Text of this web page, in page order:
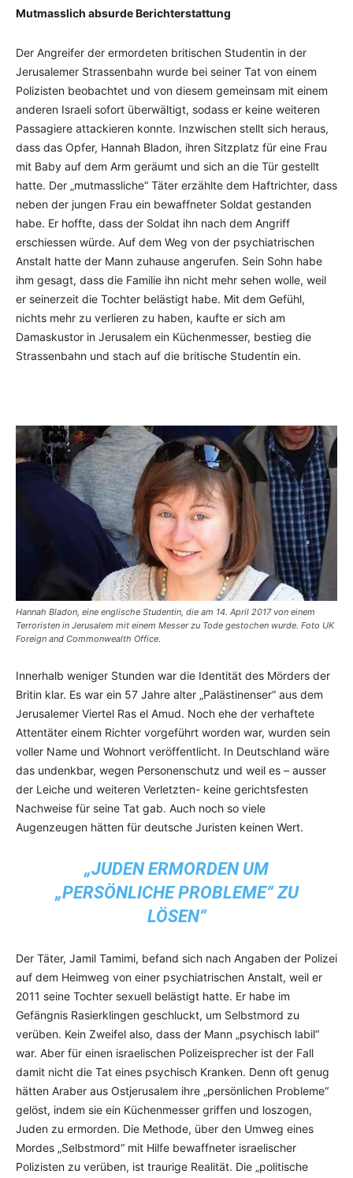
Mutmasslich absurde Berichterstattung
Der Angreifer der ermordeten britischen Studentin in der
Jerusalemer Strassenbahn wurde bei seiner Tat von einem
Polizisten beobachtet und von diesem gemeinsam mit einem
anderen Israeli sofort überwältigt, sodass er keine weiteren
Passagiere attackieren konnte. Inzwischen stellt sich heraus,
dass das Opfer, Hannah Bladon, ihren Sitzplatz für eine Frau
mit Baby auf dem Arm geräumt und sich an die Tür gestellt
hatte. Der „mutmassliche“ Täter erzählte dem Haftrichter, dass
neben der jungen Frau ein bewaffneter Soldat gestanden
habe. Er hoffte, dass der Soldat ihn nach dem Angriff
erschiessen würde. Auf dem Weg von der psychiatrischen
Anstalt hatte der Mann zuhause angerufen. Sein Sohn habe
ihm gesagt, dass die Familie ihn nicht mehr sehen wolle, weil
er seinerzeit die Tochter belästigt habe. Mit dem Gefühl,
nichts mehr zu verlieren zu haben, kaufte er sich am
Damaskustor in Jerusalem ein Küchenmesser, bestieg die
Strassenbahn und stach auf die britische Studentin ein.
Hannah Bladon, eine englische Studentin, die am 14. April 2017 von einem
Terroristen in Jerusalem mit einem Messer zu Tode gestochen wurde. Foto UK
Foreign and Commonwealth Office.
Innerhalb weniger Stunden war die Identität des Mörders der
Britin klar. Es war ein 57 Jahre alter „Palästinenser“ aus dem
Jerusalemer Viertel Ras el Amud. Noch ehe der verhaftete
Attentäter einem Richter vorgeführt worden war, wurden sein
voller Name und Wohnort veröffentlicht. In Deutschland wäre
das undenkbar, wegen Personenschutz und weil es – ausser
der Leiche und weiteren Verletzten- keine gerichtsfesten
Nachweise für seine Tat gab. Auch noch so viele
Augenzeugen hätten für deutsche Juristen keinen Wert.
„JUDEN ERMORDEN UM
„PERSÖNLICHE PROBLEME“ ZU
LÖSEN“
Der Täter, Jamil Tamimi, befand sich nach Angaben der Polizei
auf dem Heimweg von einer psychiatrischen Anstalt, weil er
2011 seine Tochter sexuell belästigt hatte. Er habe im
Gefängnis Rasierklingen geschluckt, um Selbstmord zu
verüben. Kein Zweifel also, dass der Mann „psychisch labil“
war. Aber für einen israelischen Polizeisprecher ist der Fall
damit nicht die Tat eines psychisch Kranken. Denn oft genug
hätten Araber aus Ostjerusalem ihre „persönlichen Probleme“
gelöst, indem sie ein Küchenmesser griffen und loszogen,
Juden zu ermorden. Die Methode, über den Umweg eines
Mordes „Selbstmord“ mit Hilfe bewaffneter israelischer
Polizisten zu verüben, ist traurige Realität. Die „politische